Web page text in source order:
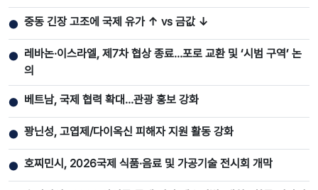
● 중동 긴장 고조에 국제 유가 ↑ vs 금값 ↓
● 레바논·이스라엘, 제7차 협상 종료…포로 교환 및 ‘시범 구역’ 논
의
● 베트남, 국제 협력 확대…관광 홍보 강화
● 꽝닌성, 고엽제/다이옥신 피해자 지원 활동 강화
● 호찌민시, 2026국제 식품·음료 및 가공기술 전시회 개막